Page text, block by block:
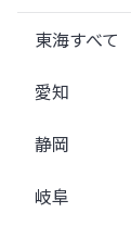
東海すべて
愛知
静岡
岐阜